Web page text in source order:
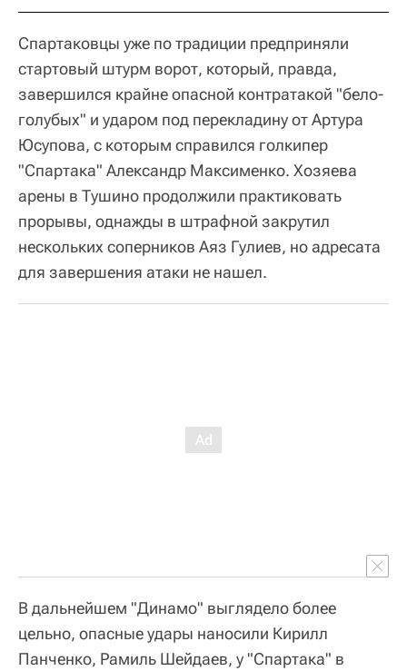
Спартаковцы уже по традиции предприняли
стартовый штурм ворот, который, правда,
завершился крайне опасной контратакой "бело-
голубых" и ударом под перекладину от Артура
Юсупова, с которым справился голкипер
"Спартака" Александр Максименко. Хозяева
арены в Тушино продолжили практиковать
прорывы, однажды в штрафной закрутил
нескольких соперников Аяз Гулиев, но адресата
для завершения атаки не нашел.
В дальнейшем "Динамо" выглядело более
цельно, опасные удары наносили Кирилл
Панченко, Рамиль Шейдаев, у "Спартака" в